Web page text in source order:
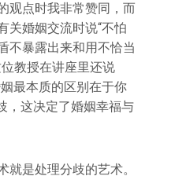
观点时我非常赞同，而
关婚姻交流时说“不怕
不暴露出来和用不恰当
教授在讲座里还说
最本质的区别在于你
，这决定了婚姻幸福与
就是处理分歧的艺术。